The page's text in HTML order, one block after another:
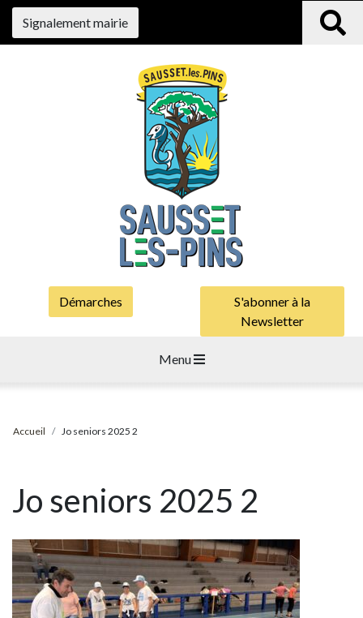
Signalement mairie
Démarches
S'abonner à la
Newsletter
Menu
Accueil Jo seniors 2025 2
Jo seniors 2025 2